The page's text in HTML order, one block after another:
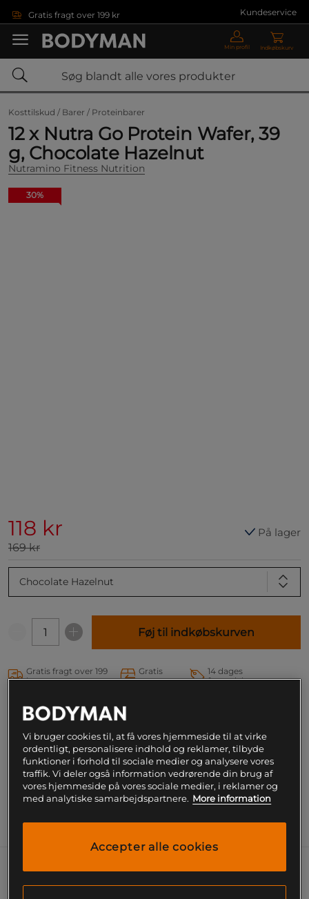
Gratis fragt over 199 kr Kundeservice
Min profil Indkøbskurv
Kosttilskud / Barer / Proteinbarer
12 x Nutra Go Protein Wafer, 39
g, Chocolate Hazelnut
Nutramino Fitness Nutrition
30%
118 kr
169 kr
På lager
Chocolate Hazelnut
Føj til indkøbskurven
Gratis fragt over 199
kr
Gratis
retur
14 dages
fortrydelsesret
SKU #FP888-092-5R | EAN
Nutramino Go Protein Wafer leverer både på smag,
konsistens og makroner. Nutramino-kiksen fås i tre
lækre varianter: hasselnød, vanilje og kokos.
Læs mere
Lavt sukkerindhold!
Vi bruger cookies til, at få vores hjemmeside til at virke
ordentligt, personalisere indhold og reklamer, tilbyde
funktioner i forhold til sociale medier og analysere vores
traffik. Vi deler også information vedrørende din brug af
vores hjemmeside på vores sociale medier, i reklamer og
med analytiske samarbejdspartnere. More information
Accepter alle cookies